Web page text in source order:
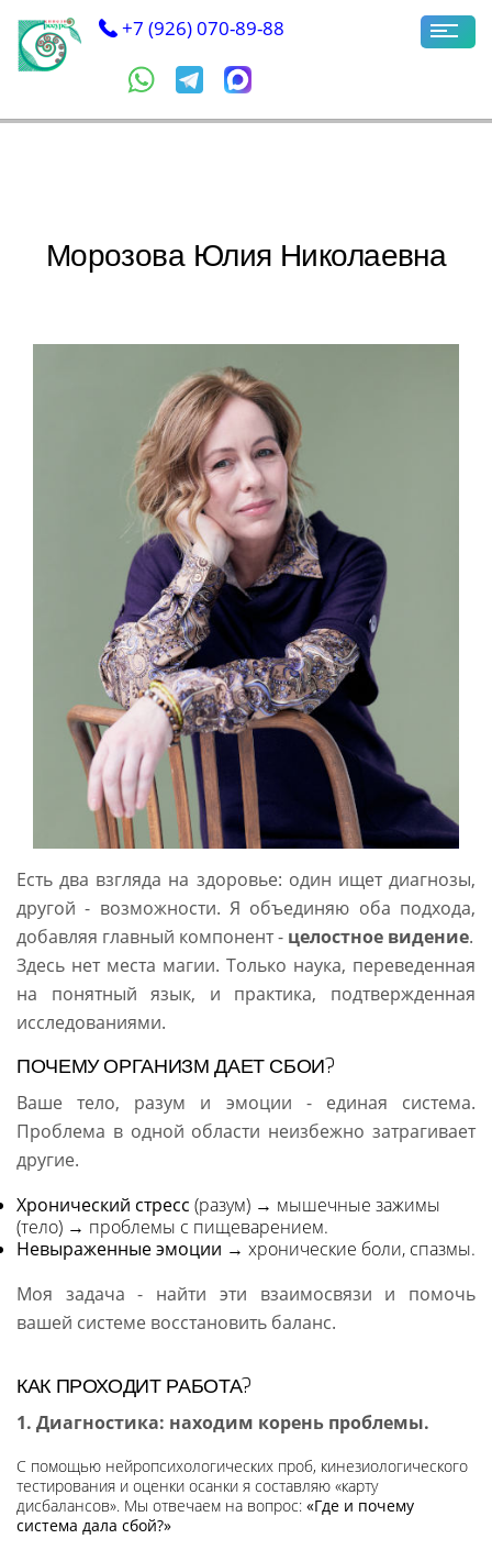
+7 (926) 070-89-88
Морозова Юлия Николаевна
Есть два взгляда на здоровье: один ищет диагнозы,
другой - возможности. Я объединяю оба подхода,
добавляя главный компонент - целостное видение.
Здесь нет места магии. Только наука, переведенная
на понятный язык, и практика, подтвержденная
исследованиями.
ПОЧЕМУ ОРГАНИЗМ ДАЕТ СБОИ?
Ваше тело, разум и эмоции - единая система.
Проблема в одной области неизбежно затрагивает
другие.
Хронический стресс (разум) → мышечные зажимы
(тело) → проблемы с пищеварением.
Невыраженные эмоции → хронические боли, спазмы.
Моя задача - найти эти взаимосвязи и помочь
вашей системе восстановить баланс.
КАК ПРОХОДИТ РАБОТА?
1. Диагностика: находим корень проблемы.
С помощью нейропсихологических проб, кинезиологического
тестирования и оценки осанки я составляю «карту
дисбалансов». Мы отвечаем на вопрос: «Где и почему
система дала сбой?»